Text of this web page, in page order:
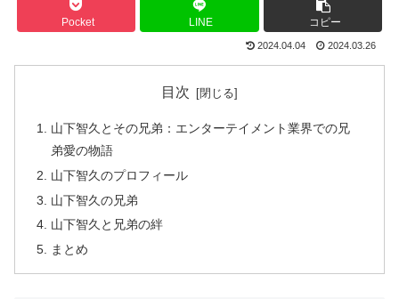
Pocket LINE コピー
2024.04.04 2024.03.26
目次
山下智久とその兄弟：エンターテイメント業界での兄
弟愛の物語
山下智久のプロフィール
山下智久の兄弟
山下智久と兄弟の絆
まとめ